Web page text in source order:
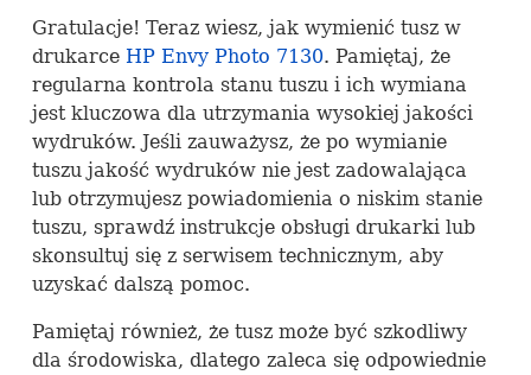
Gratulacje! Teraz wiesz, jak wymienić tusz w
drukarce HP Envy Photo 7130. Pamiętaj, że
regularna kontrola stanu tuszu i ich wymiana
jest kluczowa dla utrzymania wysokiej jakości
wydruków. Jeśli zauważysz, że po wymianie
tuszu jakość wydruków nie jest zadowalająca
lub otrzymujesz powiadomienia o niskim stanie
tuszu, sprawdź instrukcje obsługi drukarki lub
skonsultuj się z serwisem technicznym, aby
uzyskać dalszą pomoc.
Pamiętaj również, że tusz może być szkodliwy
dla środowiska, dlatego zaleca się odpowiednie